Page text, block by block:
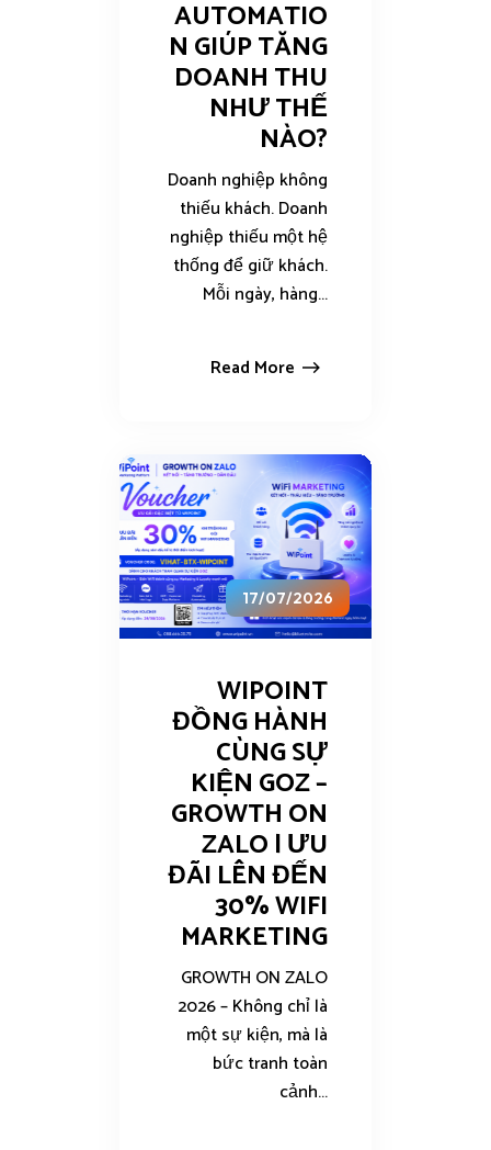
AUTOMATIO
N GIÚP TĂNG
DOANH THU
NHƯ THẾ
NÀO?
Doanh nghiệp không
thiếu khách. Doanh
nghiệp thiếu một hệ
thống để giữ khách.
Mỗi ngày, hàng...
Read More
17/07/2026
WIPOINT
ĐỒNG HÀNH
CÙNG SỰ
KIỆN GOZ –
GROWTH ON
ZALO | ƯU
ĐÃI LÊN ĐẾN
30% WIFI
MARKETING
GROWTH ON ZALO
2026 – Không chỉ là
một sự kiện, mà là
bức tranh toàn
cảnh...